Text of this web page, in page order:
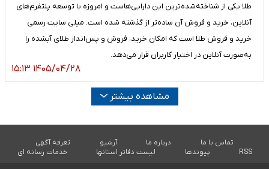
طلا یکی از شناخته‌شده‌ترین این دارایی‌هاست و امروزه با توسعه پلتفرم‌های
آنلاین، خرید و فروش آن ساده‌تر از گذشته شده است. میلی سایت رسمی
خرید و فروش طلا است که امکان خرید، فروش و پس‌انداز طلای آبشده را
به‌صورت آنلاین در اختیار کاربران قرار می‌دهد.
۱۴۰۵/۰۴/۲۸ ۱۵:۱۳
مشاهده بیشتر
تماس با ما درباره ما آرشیو
تعرفه آگهی
RSS
پیوندها لیست دفاتر استانها خدمات رسانه ای